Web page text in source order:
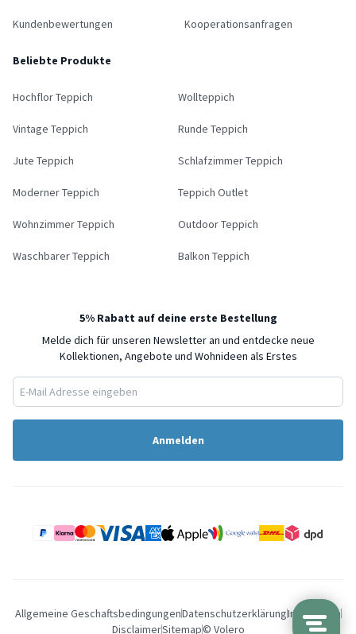
Kundenbewertungen Kooperationsanfragen
Beliebte Produkte
Hochflor Teppich Wollteppich
Vintage Teppich Runde Teppich
Jute Teppich Schlafzimmer Teppich
Moderner Teppich Teppich Outlet
Wohnzimmer Teppich Outdoor Teppich
Waschbarer Teppich Balkon Teppich
5% Rabatt auf deine erste Bestellung
Melde dich für unseren Newsletter an und entdecke neue
Kollektionen, Angebote und Wohnideen als Erstes
Anmelden
Allgemeine GeschaftsbedingungenDatenschutzerklärungImpressum
DisclaimerSitemap© Volero